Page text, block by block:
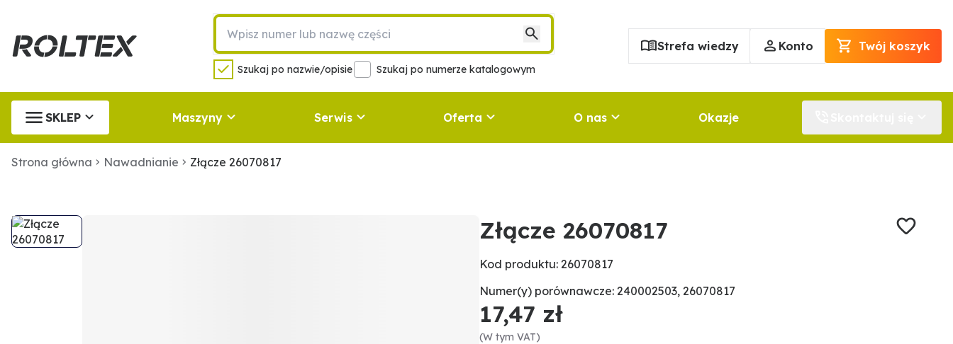
Szukaj po nazwie/opisie Szukaj po numerze katalogowym
Strefa wiedzy Konto Twój koszyk
SKLEP Maszyny Serwis Oferta O nas Okazje
Strona główna Nawadnianie Złącze 26070817
Złącze 26070817
Kod produktu: 26070817
Numer(y) porównawcze: 240002503, 26070817
17,47 zł
(W tym VAT)